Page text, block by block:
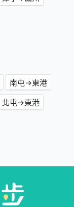
南屯→東港
北屯→東港